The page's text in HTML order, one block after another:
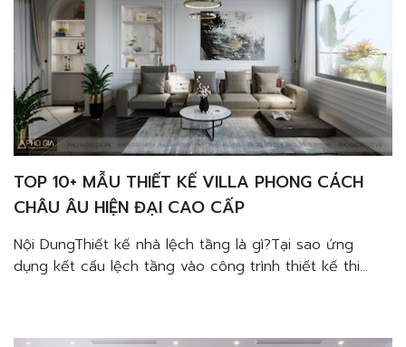
TOP 10+ MẪU THIẾT KẾ VILLA PHONG CÁCH
CHÂU ÂU HIỆN ĐẠI CAO CẤP
Nội DungThiết kế nhà lệch tầng là gì?Tại sao ứng
dụng kết cấu lệch tầng vào công trình thiết kế thi